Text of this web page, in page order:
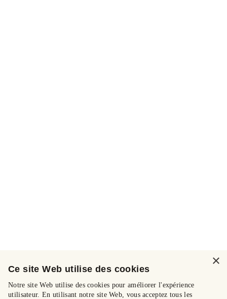
×
Ce site Web utilise des cookies
Notre site Web utilise des cookies pour améliorer l'expérience
utilisateur. En utilisant notre site Web, vous acceptez tous les